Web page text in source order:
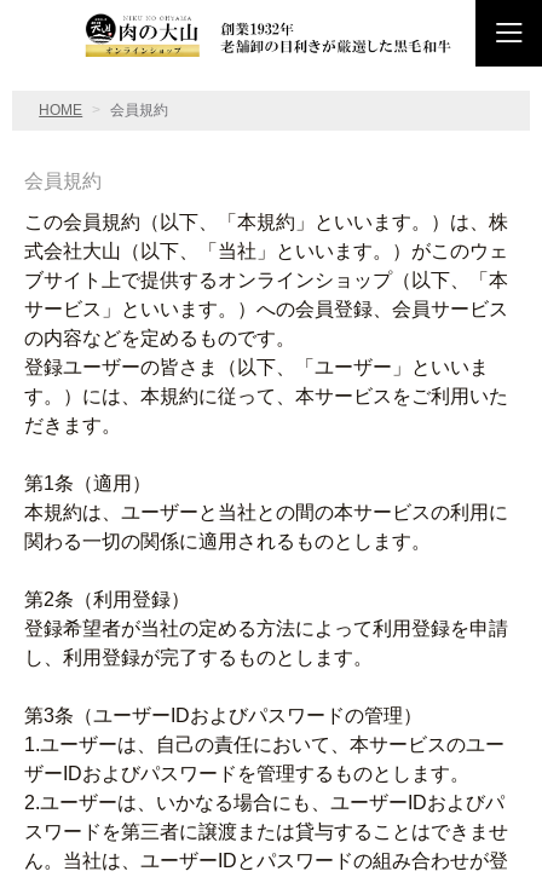
HOME 会員規約
会員規約
この会員規約（以下、「本規約」といいます。）は、株
式会社大山（以下、「当社」といいます。）がこのウェ
ブサイト上で提供するオンラインショップ（以下、「本
サービス」といいます。）への会員登録、会員サービス
の内容などを定めるものです。
登録ユーザーの皆さま（以下、「ユーザー」といいま
す。）には、本規約に従って、本サービスをご利用いた
だきます。
第1条（適用）
本規約は、ユーザーと当社との間の本サービスの利用に
関わる一切の関係に適用されるものとします。
第2条（利用登録）
登録希望者が当社の定める方法によって利用登録を申請
し、利用登録が完了するものとします。
第3条（ユーザーIDおよびパスワードの管理）
1.ユーザーは、自己の責任において、本サービスのユー
ザーIDおよびパスワードを管理するものとします。
2.ユーザーは、いかなる場合にも、ユーザーIDおよびパ
スワードを第三者に譲渡または貸与することはできませ
ん。当社は、ユーザーIDとパスワードの組み合わせが登